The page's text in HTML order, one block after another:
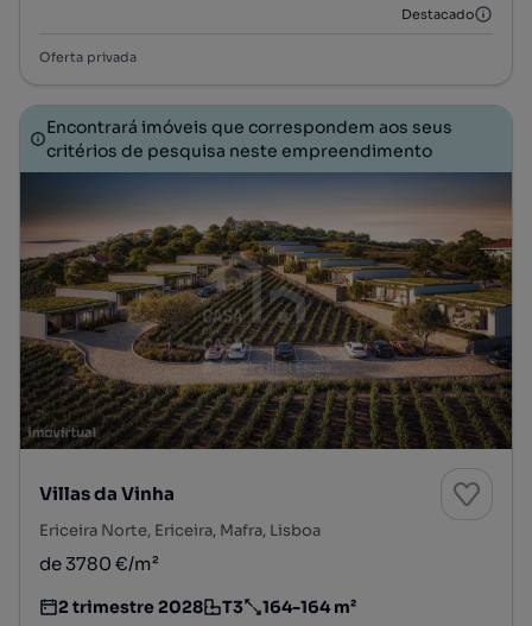
Destacado
Oferta privada
Encontrará imóveis que correspondem aos seus
critérios de pesquisa neste empreendimento
Villas da Vinha
Ericeira Norte, Ericeira, Mafra, Lisboa
de 3780 €/m²
Estimativa da entrega do empreendimento imobiliário
2 trimestre 2028
Tipologia T3
Preço por metro quadrado164-164 m²